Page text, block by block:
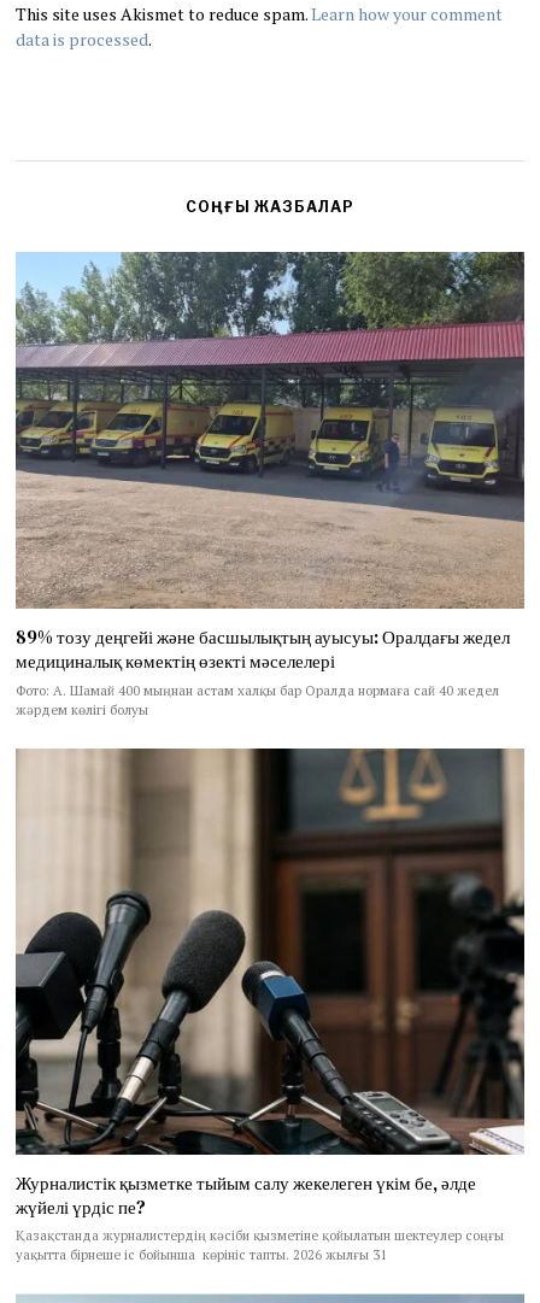
This site uses Akismet to reduce spam.Learn how your comment
data is processed.
СОҢҒЫ ЖАЗБАЛАР
89% тозу деңгейі және басшылықтың ауысуы: Оралдағы жедел
медициналық көмектің өзекті мәселелері
Фото: А. Шамай 400 мыңнан астам халқы бар Оралда нормаға сай 40 жедел
жәрдем көлігі болуы
Журналистік қызметке тыйым салу жекелеген үкім бе, әлде
жүйелі үрдіс пе?
Қазақстанда журналистердің кәсіби қызметіне қойылатын шектеулер соңғы
уақытта бірнеше іс бойынша көрініс тапты. 2026 жылғы 31